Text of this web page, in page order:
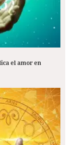
el amor en